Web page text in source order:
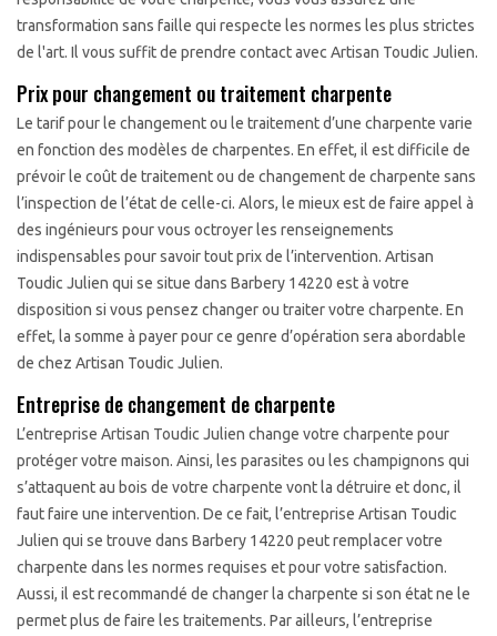
transformation sans faille qui respecte les normes les plus strictes
de l'art. Il vous suffit de prendre contact avec Artisan Toudic Julien.
Prix pour changement ou traitement charpente
Le tarif pour le changement ou le traitement d’une charpente varie
en fonction des modèles de charpentes. En effet, il est difficile de
prévoir le coût de traitement ou de changement de charpente sans
l’inspection de l’état de celle-ci. Alors, le mieux est de faire appel à
des ingénieurs pour vous octroyer les renseignements
indispensables pour savoir tout prix de l’intervention. Artisan
Toudic Julien qui se situe dans Barbery 14220 est à votre
disposition si vous pensez changer ou traiter votre charpente. En
effet, la somme à payer pour ce genre d’opération sera abordable
de chez Artisan Toudic Julien.
Entreprise de changement de charpente
L’entreprise Artisan Toudic Julien change votre charpente pour
protéger votre maison. Ainsi, les parasites ou les champignons qui
s’attaquent au bois de votre charpente vont la détruire et donc, il
faut faire une intervention. De ce fait, l’entreprise Artisan Toudic
Julien qui se trouve dans Barbery 14220 peut remplacer votre
charpente dans les normes requises et pour votre satisfaction.
Aussi, il est recommandé de changer la charpente si son état ne le
permet plus de faire les traitements. Par ailleurs, l’entreprise